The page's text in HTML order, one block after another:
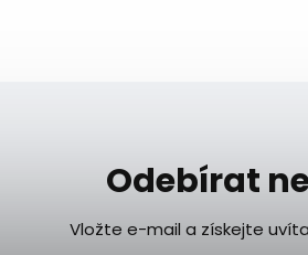
Odebírat
Vložte e-mail a získejte